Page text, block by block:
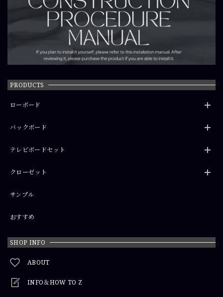
PRODUCTS
ローボード
バックボード
テレビボードセット
クローゼット
サンプル
おすすめ
SHOP INFO
ABOUT
INFO＆HOW TO Z